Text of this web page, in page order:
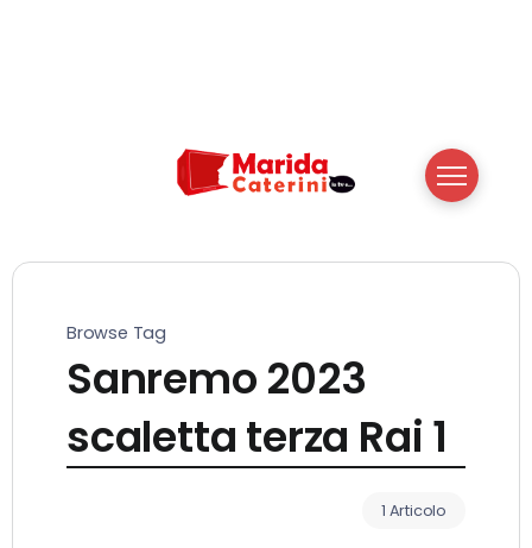
Browse Tag
Sanremo 2023
scaletta terza Rai 1
1 Articolo